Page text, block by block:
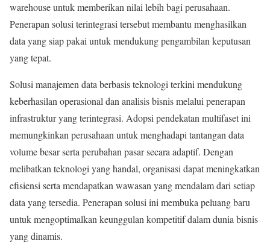
warehouse untuk memberikan nilai lebih bagi perusahaan.
Penerapan solusi terintegrasi tersebut membantu menghasilkan
data yang siap pakai untuk mendukung pengambilan keputusan
yang tepat.
Solusi manajemen data berbasis teknologi terkini mendukung
keberhasilan operasional dan analisis bisnis melalui penerapan
infrastruktur yang terintegrasi. Adopsi pendekatan multifaset ini
memungkinkan perusahaan untuk menghadapi tantangan data
volume besar serta perubahan pasar secara adaptif. Dengan
melibatkan teknologi yang handal, organisasi dapat meningkatkan
efisiensi serta mendapatkan wawasan yang mendalam dari setiap
data yang tersedia. Penerapan solusi ini membuka peluang baru
untuk mengoptimalkan keunggulan kompetitif dalam dunia bisnis
yang dinamis.